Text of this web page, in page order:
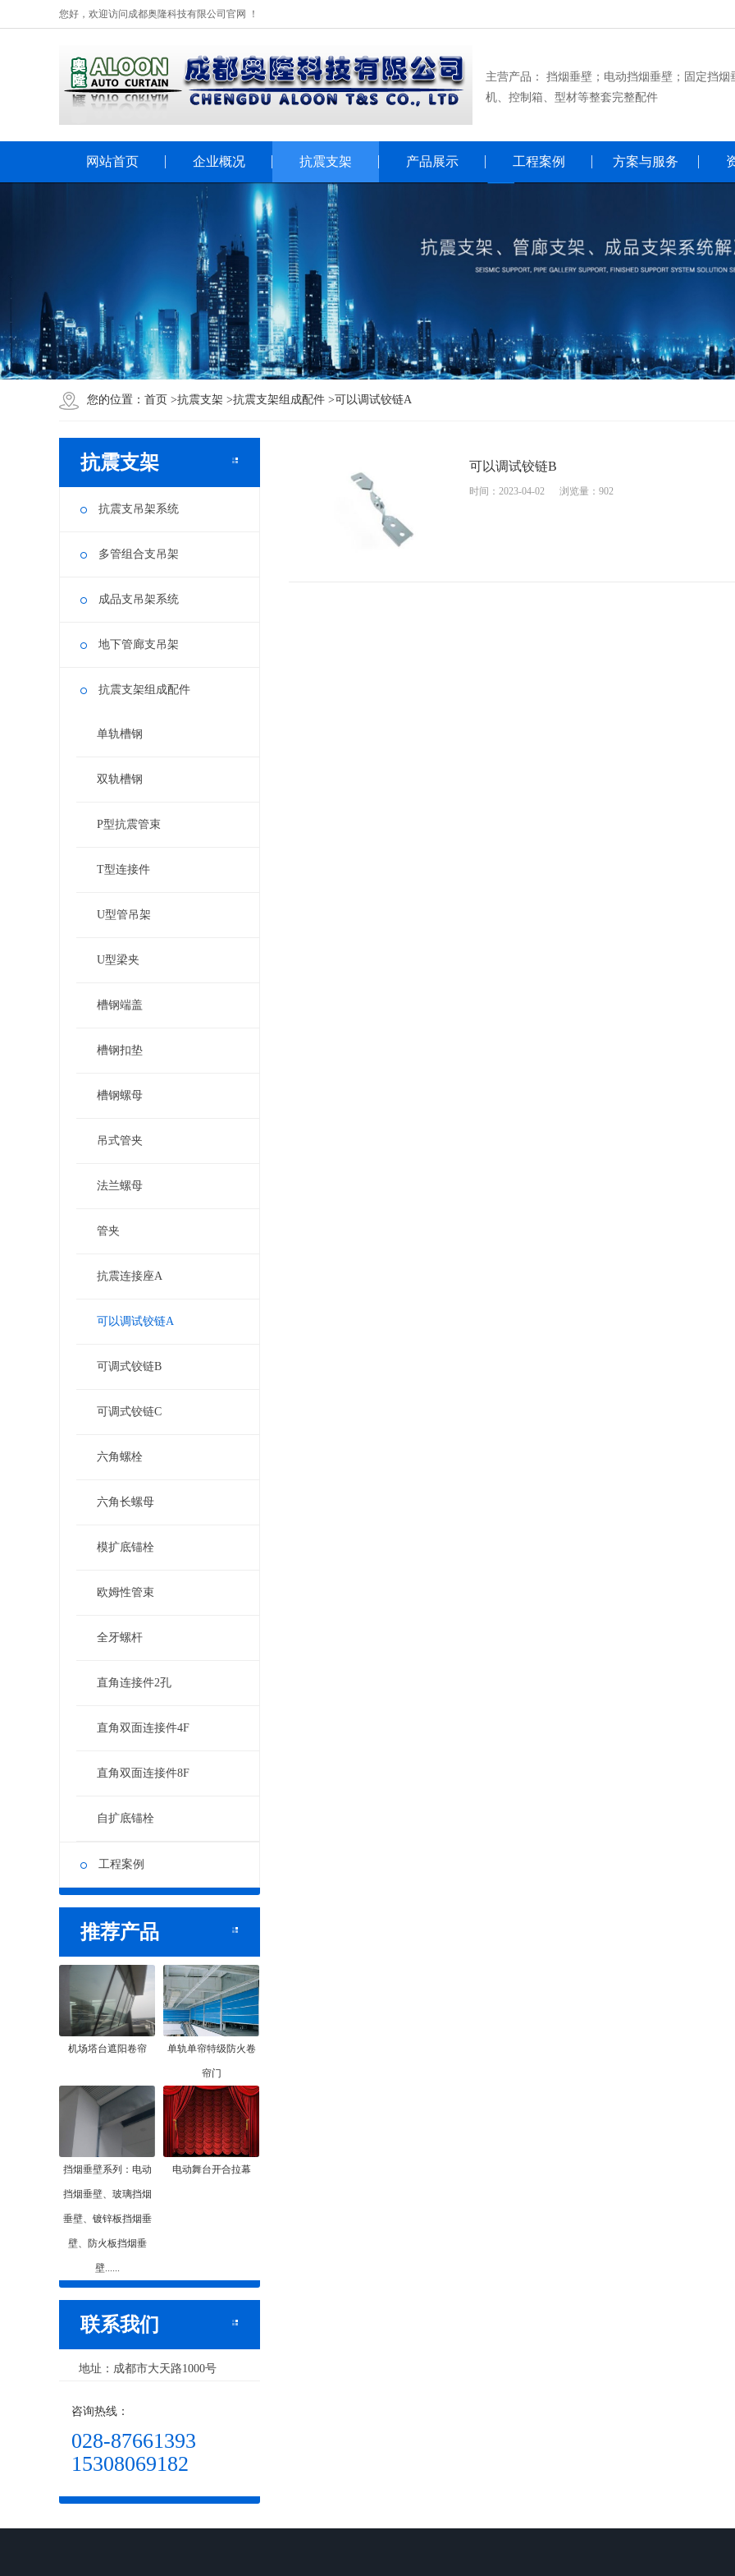
您好，欢迎访问成都奥隆科技有限公司官网 ！
主营产品： 挡烟垂壁；电动挡烟垂壁；固定挡烟
机、控制箱、型材等整套完整配件
网站首页 企业概况 抗震支架 产品展示 工程案例 方案与服务
您的位置： 首页 >抗震支架 >抗震支架组成配件 >可以调试铰链A
抗震支架
抗震支吊架系统
多管组合支吊架
成品支吊架系统
地下管廊支吊架
抗震支架组成配件
单轨槽钢
双轨槽钢
P型抗震管束
T型连接件
U型管吊架
U型梁夹
槽钢端盖
槽钢扣垫
槽钢螺母
吊式管夹
法兰螺母
管夹
抗震连接座A
可以调试铰链A
可调式铰链B
可调式铰链C
六角螺栓
六角长螺母
模扩底锚栓
欧姆性管束
全牙螺杆
直角连接件2孔
直角双面连接件4F
直角双面连接件8F
自扩底锚栓
工程案例
推荐产品
机场塔台遮阳卷帘 单轨单帘特级防火卷
帘门
挡烟垂壁系列：电动
挡烟垂壁、玻璃挡烟
垂壁、镀锌板挡烟垂
壁、防火板挡烟垂
壁......
电动舞台开合拉幕
联系我们
地址：成都市大天路1000号
咨询热线：
028-87661393
15308069182
可以调试铰链B
时间：2023-04-02 浏览量：902